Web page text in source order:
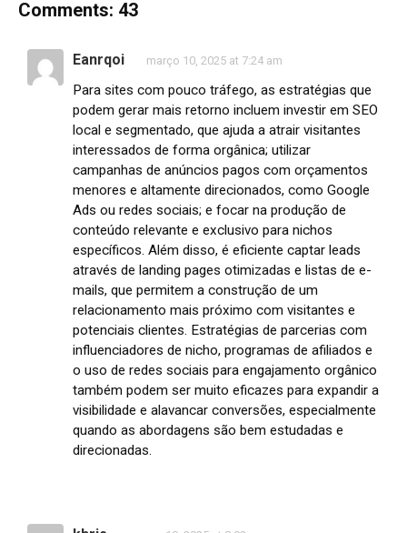
Comments: 43
Eanrqoi março 10, 2025 at 7:24 am
Para sites com pouco tráfego, as estratégias que
podem gerar mais retorno incluem investir em SEO
local e segmentado, que ajuda a atrair visitantes
interessados de forma orgânica; utilizar
campanhas de anúncios pagos com orçamentos
menores e altamente direcionados, como Google
Ads ou redes sociais; e focar na produção de
conteúdo relevante e exclusivo para nichos
específicos. Além disso, é eficiente captar leads
através de landing pages otimizadas e listas de e-
mails, que permitem a construção de um
relacionamento mais próximo com visitantes e
potenciais clientes. Estratégias de parcerias com
influenciadores de nicho, programas de afiliados e
o uso de redes sociais para engajamento orgânico
também podem ser muito eficazes para expandir a
visibilidade e alavancar conversões, especialmente
quando as abordagens são bem estudadas e
direcionadas.